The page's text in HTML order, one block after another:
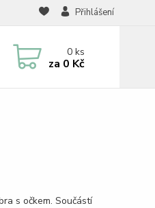
Přihlášení
0ks
za 0 Kč
s očkem. Součástí